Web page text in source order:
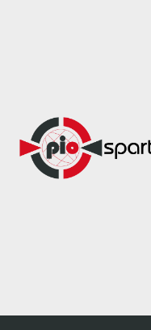
wurde von uns überholt und
information and details
Informationen und Details
100% OK!!! Alle Teile sind gebraucht aber 100 %